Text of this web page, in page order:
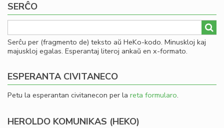
SERĈO
Serĉu per (fragmento de) teksto aŭ HeKo-kodo. Minuskloj kaj
majuskloj egalas. Esperantaj literoj ankaŭ en x-formato.
ESPERANTA CIVITANECO
Petu la esperantan civitanecon per la reta formularo.
HEROLDO KOMUNIKAS (HEKO)